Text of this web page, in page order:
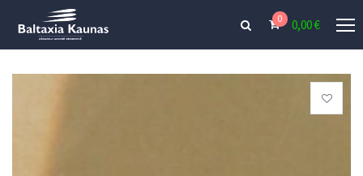
0 0,00€